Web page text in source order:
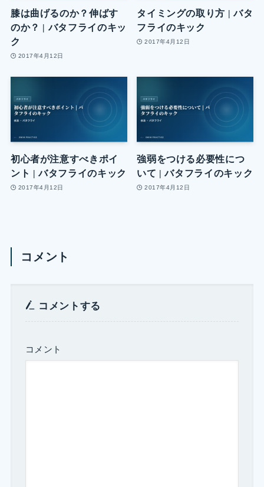
膝は曲げるのか？伸ばす
のか？ | バタフライのキッ
ク
2017年4月12日
タイミングの取り方 | バタ
フライのキック
2017年4月12日
初心者が注意すべきポイ
ント | バタフライのキック
2017年4月12日
強弱をつける必要性につ
いて | バタフライのキック
2017年4月12日
コメント
コメントする
コメント